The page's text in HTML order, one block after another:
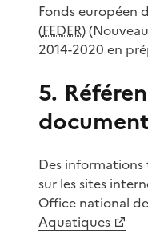
Fonds européen
(FEDER)
2014-2020 en
5.
Des
sur les sites
Office national
Aquatiques